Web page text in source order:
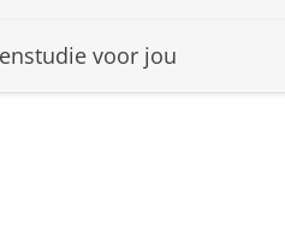
voor jou